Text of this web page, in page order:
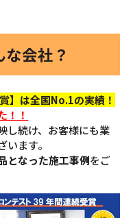
会社？
】は全国No.1の実績！
！！
し続け、お客様にも業
ます。
となった施工事例をご